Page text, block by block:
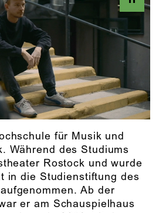
für Musik und
Während des Studiums
Rostock und wurde
in die Studienstiftung des
Ab der
er am Schauspielhaus